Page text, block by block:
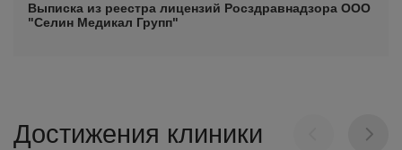
Выписка из реестра лицензий Росздравнадзора ООО
"Селин Медикал Групп"
Достижения клиники